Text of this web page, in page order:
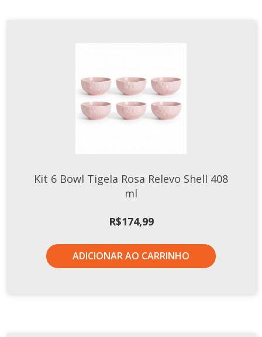
Kit 6 Bowl Tigela Rosa Relevo Shell 408
ml
R$174,99
ADICIONAR AO CARRINHO